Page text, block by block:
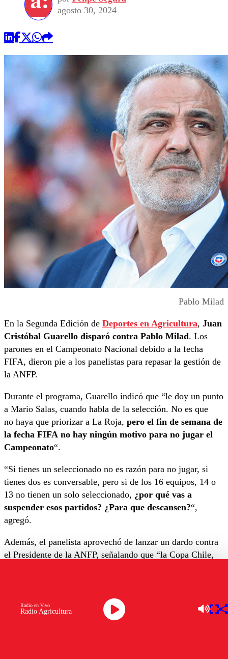
agosto 30, 2024
Pablo Milad
En la Segunda Edición de Deportes en Agricultura, Juan
Cristóbal Guarello disparó contra Pablo Milad. Los
parones en el Campeonato Nacional debido a la fecha
FIFA, dieron pie a los panelistas para repasar la gestión de
la ANFP.
Durante el programa, Guarello indicó que “le doy un punto
a Mario Salas, cuando habla de la selección. No es que
no haya que priorizar a La Roja, pero el fin de semana de
la fecha FIFA no hay ningún motivo para no jugar el
Campeonato“.
“Si tienes un seleccionado no es razón para no jugar, si
tienes dos es conversable, pero si de los 16 equipos, 14 o
13 no tienen un solo seleccionado, ¿por qué vas a
suspender esos partidos? ¿Para que descansen?“,
agregó.
Además, el panelista aprovechó de lanzar un dardo contra
el Presidente de la ANFP, señalando que “la Copa Chile,
rodaje. Con 12 partidos y los técnicos pueden decir, este
jugador me sirve, este no me sirve, este lo voy a mandar a
Radio Agricultura
Radio en Vivo